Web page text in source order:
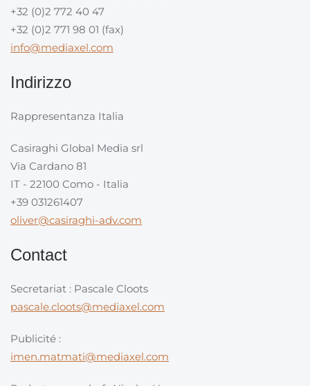
+32 (0)2 772 40 47
+32 (0)2 771 98 01 (fax)
info@mediaxel.com
Indirizzo
Rappresentanza Italia
Casiraghi Global Media srl
Via Cardano 81
IT - 22100 Como - Italia
+39 031261407
oliver@casiraghi-adv.com
Contact
Secretariat : Pascale Cloots
pascale.cloots@mediaxel.com
Publicité :
imen.matmati@mediaxel.com